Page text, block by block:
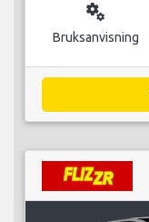
miscellaneous_services
Bruksanvisning